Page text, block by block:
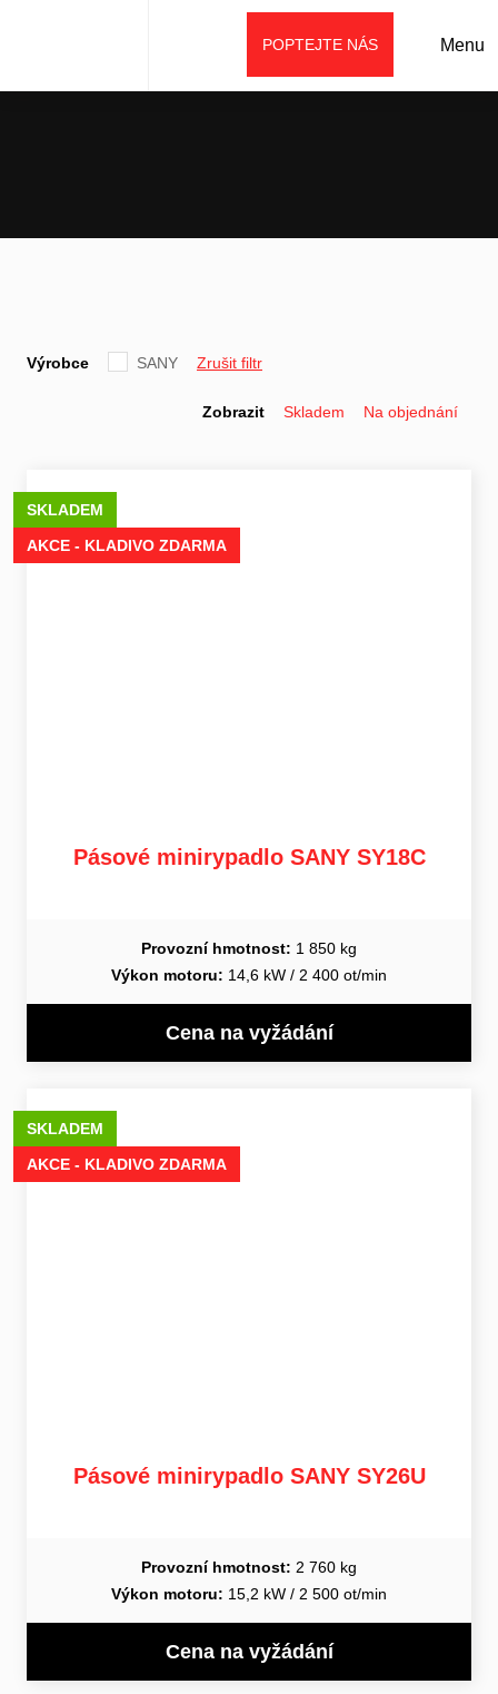
Menu
POPTEJTE NÁS
Výrobce SANY Zrušit filtr
Zobrazit Skladem Na objednání
SKLADEM
AKCE - KLADIVO ZDARMA
Pásové minirypadlo SANY SY18C
Provozní hmotnost: 1 850 kg
Výkon motoru: 14,6 kW / 2 400 ot/min
Cena na vyžádání
SKLADEM
AKCE - KLADIVO ZDARMA
Pásové minirypadlo SANY SY26U
Provozní hmotnost: 2 760 kg
Výkon motoru: 15,2 kW / 2 500 ot/min
Cena na vyžádání